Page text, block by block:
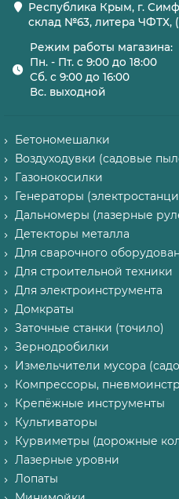
Республика Крым, г.
склад №63, литера ЧФТХ,
Режим работы магазина:
Пн. - Пт. с 9:00 до 18:00
Сб. с 9:00 до 16:00
Вс. выходной
Бетономешалки
Воздуходувки (садовые
Газонокосилки
Генераторы
Дальномеры (лазерные
Детекторы металла
Для сварочного
Для строительной техники
Для электроинструмента
Домкраты
Заточные станки (точило)
Зернодробилки
Измельчители мусора
Компрессоры,
Крепёжные инструменты
Культиваторы
Курвиметры (дорожные
Лазерные уровни
Лопаты